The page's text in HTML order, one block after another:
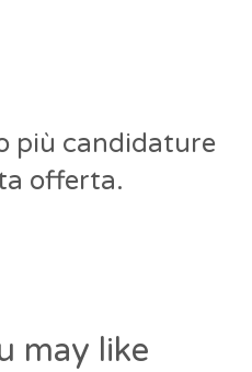
più candidature
offerta.
may like